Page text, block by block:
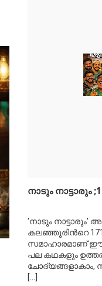
നാടും നാട്ടാരും
'നാടും
കലഞ്ഞൂരിന്‍റെ
സമാഹാരമാണ് ഈ
പല കഥകളും ഉത്തരം
ചോദ്യങ്ങളാകാം,
[...]